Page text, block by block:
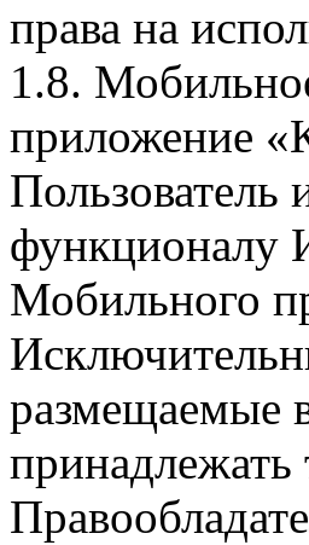
права на
1.8.
приложение
Пользователь
функционалу
Мобильного
размещаемые